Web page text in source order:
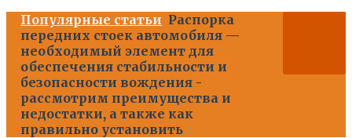
Популярные статьи Распорка
передних стоек автомобиля —
необходимый элемент для
обеспечения стабильности и
безопасности вождения -
рассмотрим преимущества и
недостатки, а также как
правильно установить